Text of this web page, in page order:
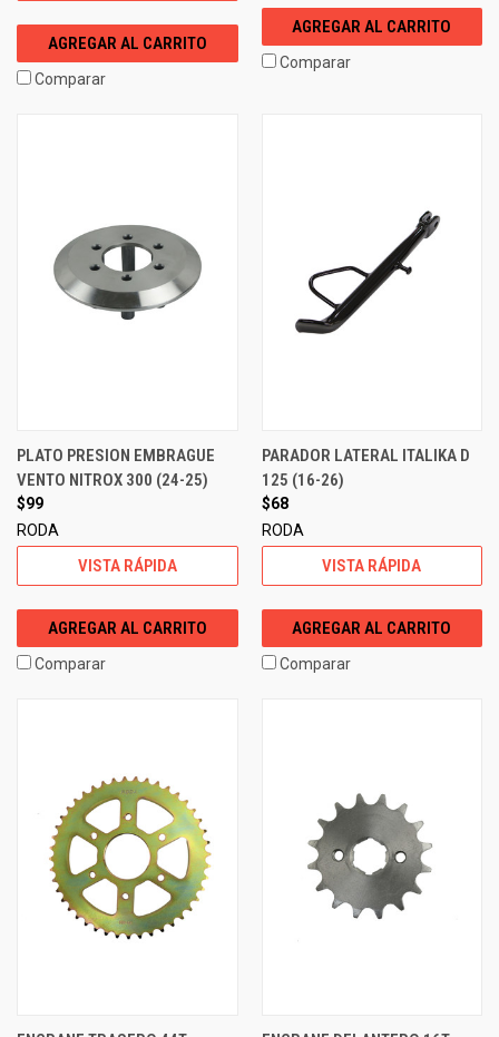
AGREGAR AL CARRITO
Comparar
AGREGAR AL CARRITO
Comparar
PLATO PRESION EMBRAGUE
VENTO NITROX 300 (24-25)
$99
RODA
VISTA RÁPIDA
AGREGAR AL CARRITO
Comparar
PARADOR LATERAL ITALIKA D
125 (16-26)
$68
RODA
VISTA RÁPIDA
AGREGAR AL CARRITO
Comparar